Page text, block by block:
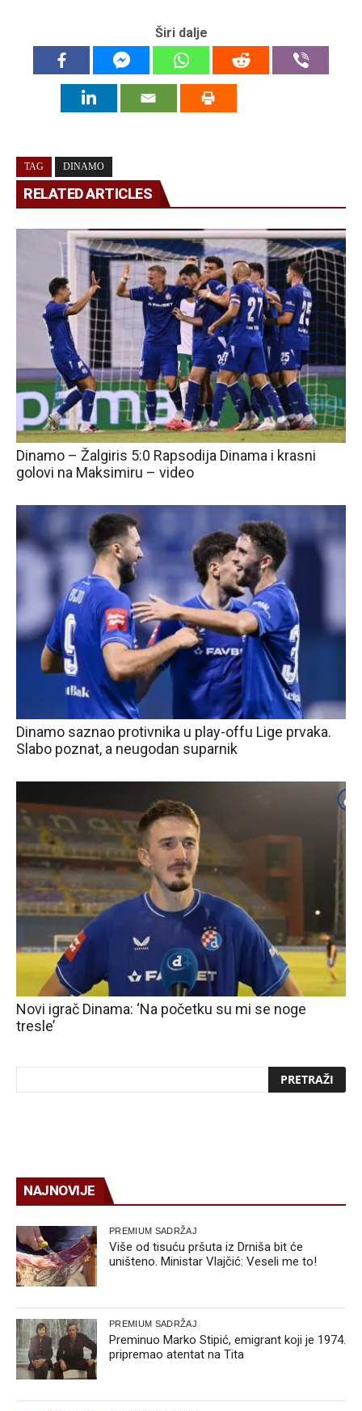
Širi dalje
TAG DINAMO
RELATED ARTICLES
Dinamo – Žalgiris 5:0 Rapsodija Dinama i krasni
golovi na Maksimiru – video
Dinamo saznao protivnika u play-offu Lige prvaka.
Slabo poznat, a neugodan suparnik
Novi igrač Dinama: ‘Na početku su mi se noge
tresle’
NAJNOVIJE
PREMIUM SADRŽAJ
Više od tisuću pršuta iz Drniša bit će
uništeno. Ministar Vlajčić: Veseli me to!
PREMIUM SADRŽAJ
Preminuo Marko Stipić, emigrant koji je 1974.
pripremao atentat na Tita